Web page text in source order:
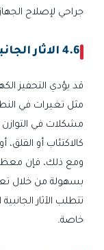
جراحي لإصلاح
4.6 الاثار الجانبية العصبية المؤقتة أو الدائمة:
قد يؤدي التحفيز
مثل تغيرات في
مشكلات في التوازن
كالاكتئاب أو
ومع ذلك، فإن
بسهولة من خلال
تتطلب الآثار
خاصة.